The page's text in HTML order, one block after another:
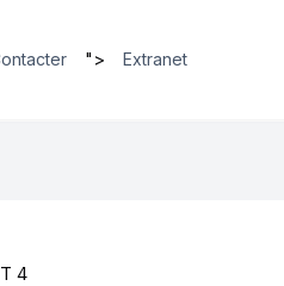
"> Extranet
4